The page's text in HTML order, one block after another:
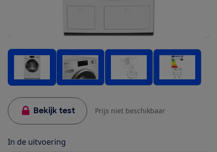
Bekijk test Prijs niet beschikbaar
In de uitvoering